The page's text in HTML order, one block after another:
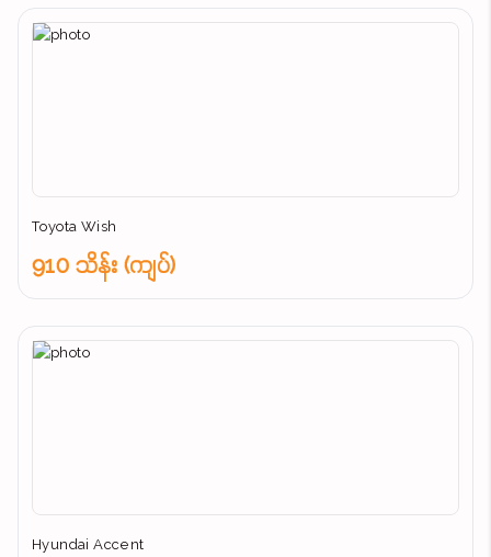
Toyota Wish
910 သိန်း (ကျပ်)
Hyundai Accent